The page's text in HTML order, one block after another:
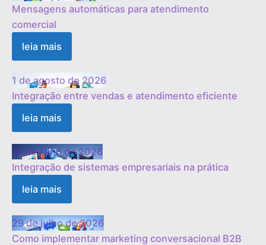
Mensagens automáticas para atendimento
comercial
leia mais
1 de agosto de 2026
Integração entre vendas e atendimento eficiente
leia mais
31 de julho de 2026
Integração de sistemas empresariais na prática
leia mais
29 de julho de 2026
Como implementar marketing conversacional B2B